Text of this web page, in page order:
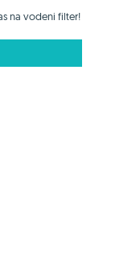
na vodeni filter!